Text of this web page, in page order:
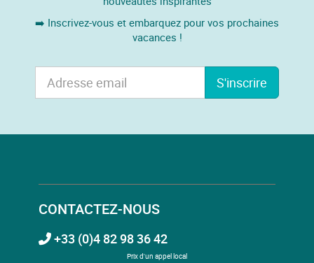
➡️ Inscrivez-vous et embarquez pour vos prochaines
vacances !
S'inscrire
CONTACTEZ-NOUS
+33 (0)4 82 98 36 42
Prix d'un appel local